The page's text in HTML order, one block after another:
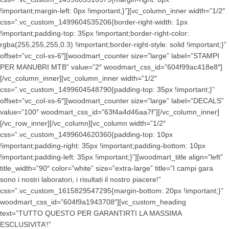
!important;margin-left: 0px !important;}”][vc_column_inner width=”1/2″
css=”.vc_custom_1499604535206{border-right-width: 1px
!important;padding-top: 35px !important;border-right-color:
rgba(255,255,255,0.3) !important;border-right-style: solid !important;}”
offset=”vc_col-xs-6″][woodmart_counter size=”large” label=”STAMPI
PER MANUBRI MTB” value=”2″ woodmart_css_id=”604f99ac418e8″]
[/vc_column_inner][vc_column_inner width=”1/2″
css=”.vc_custom_1499604548790{padding-top: 35px !important;}”
offset=”vc_col-xs-6″][woodmart_counter size=”large” label=”DECALS”
value=”100″ woodmart_css_id=”63f4a4d46aa7f”][/vc_column_inner]
[/vc_row_inner][/vc_column][vc_column width=”1/2″
css=”.vc_custom_1499604620360{padding-top: 10px
!important;padding-right: 35px !important;padding-bottom: 10px
!important;padding-left: 35px !important;}”][woodmart_title align=”left”
title_width=”90″ color=”white” size=”extra-large” title=”I campi gara
sono i nostri laboratori, i risultati il nostro piacere!”
css=”.vc_custom_1615829547295{margin-bottom: 20px !important;}”
woodmart_css_id=”604f9a1943708″][vc_custom_heading
text=”TUTTO QUESTO PER GARANTIRTI LA MASSIMA
ESCLUSIVITA’!”